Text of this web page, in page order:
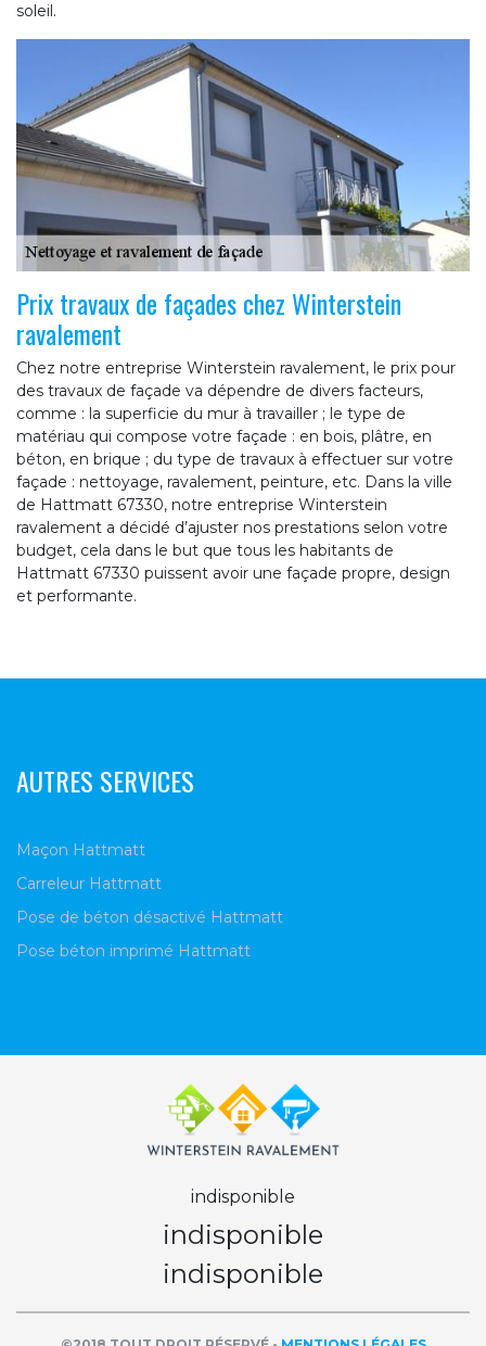
soleil.
Prix travaux de façades chez Winterstein
ravalement
Chez notre entreprise Winterstein ravalement, le prix pour
des travaux de façade va dépendre de divers facteurs,
comme : la superficie du mur à travailler ; le type de
matériau qui compose votre façade : en bois, plâtre, en
béton, en brique ; du type de travaux à effectuer sur votre
façade : nettoyage, ravalement, peinture, etc. Dans la ville
de Hattmatt 67330, notre entreprise Winterstein
ravalement a décidé d’ajuster nos prestations selon votre
budget, cela dans le but que tous les habitants de
Hattmatt 67330 puissent avoir une façade propre, design
et performante.
AUTRES SERVICES
Maçon Hattmatt
Carreleur Hattmatt
Pose de béton désactivé Hattmatt
Pose béton imprimé Hattmatt
indisponible
indisponible
indisponible